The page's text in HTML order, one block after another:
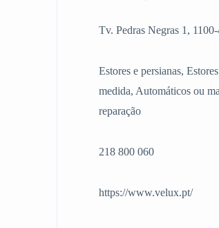
Tv. Pedras Negras 1,
Estores e persianas,
medida, Automáticos ou
reparação
218 800 060
https://www.velux.pt/